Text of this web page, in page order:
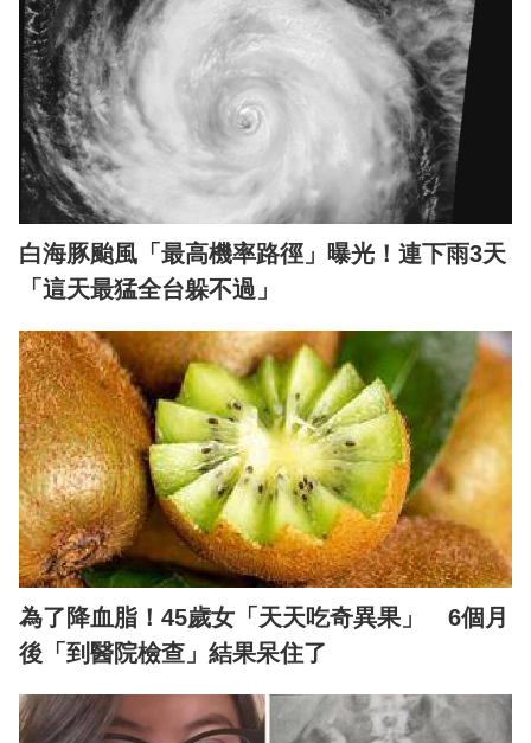
白海豚颱風「最高機率路徑」曝光！連下雨3天
「這天最猛全台躲不過」
為了降血脂！45歲女「天天吃奇異果」 6個月
後「到醫院檢查」結果呆住了